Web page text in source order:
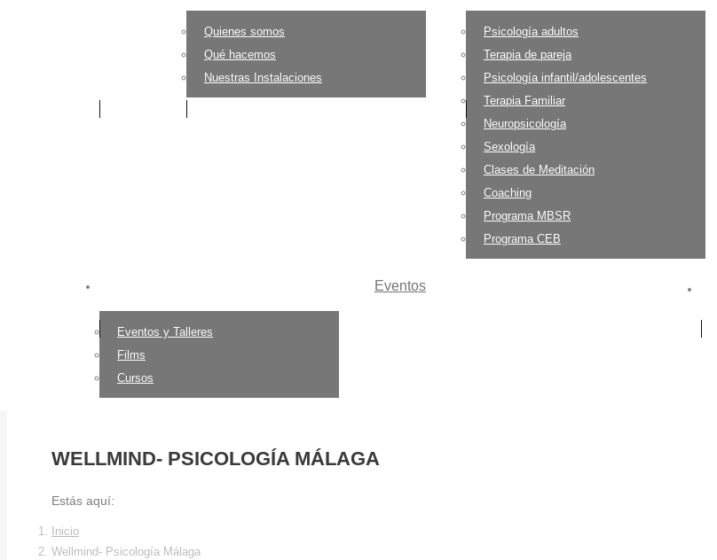
Quienes somos
Qué hacemos
Nuestras Instalaciones
Psicología adultos
Terapia de pareja
Psicología infantil/adolescentes
Terapia Familiar
Neuropsicología
Sexología
Clases de Meditación
Coaching
Programa MBSR
Programa CEB
Eventos
Eventos y Talleres
Films
Cursos
WELLMIND- PSICOLOGÍA MÁLAGA
Estás aquí:
Inicio
Wellmind- Psicología Málaga